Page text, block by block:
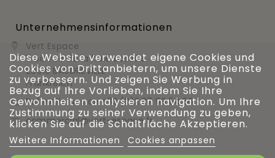
Unternehmensinformationen

Vert Espace
11 bis rue de la haie bardée
28310 BAUDREVILLE
Frankreich
 Rufen Sie uns an +33 (0)2 37 99 54 56
 commercial@vert-espace.fr
Diese Website verwendet eigene Cookies und
Cookies von Drittanbietern, um unsere Dienste
zu verbessern. Und zeigen Sie Werbung in
Bezug auf Ihre Vorlieben, indem Sie Ihre
Gewohnheiten analysieren navigation. Um Ihre
Zustimmung zu seiner Verwendung zu geben,
klicken Sie auf die Schaltfläche Akzeptieren.
Weitere Informationen Cookies anpassen